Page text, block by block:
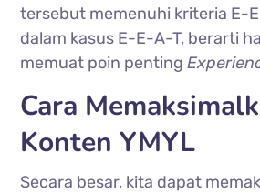
tersebut memenuhi kriteria E-
dalam kasus E-E-A-T, berarti
memuat poin penting
Cara
Konten YMYL
Secara besar, kita dapat